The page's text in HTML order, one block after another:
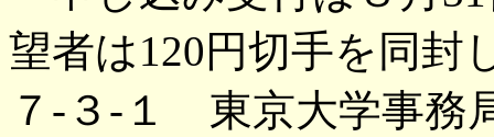
望者は120円切手を同
７-３-１ 東京大学事務